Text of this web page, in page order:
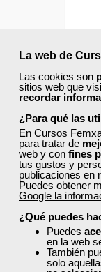
La web de
Las cookies son
sitios web que
recordar
¿Para qué las
En Cursos
para tratar de
web y con fines
tus gustos y
publicaciones en
Puedes obtener
Google la
¿Qué puedes
Puedes
en la web
También
solo